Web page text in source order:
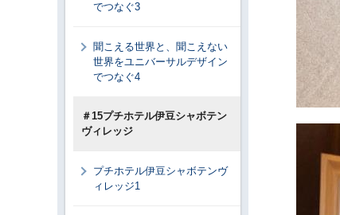
でつなぐ3
聞こえる世界と、聞こえない
世界をユニバーサルデザイン
でつなぐ4
＃15プチホテル伊豆シャボテン
ヴィレッジ
プチホテル伊豆シャボテンヴ
ィレッジ1